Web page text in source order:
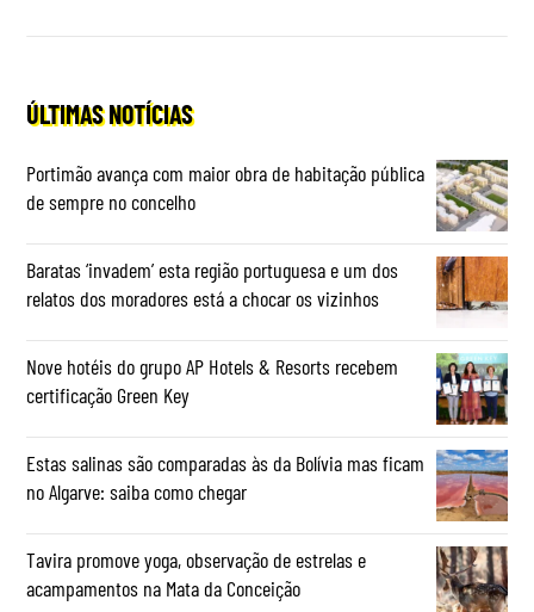
ÚLTIMAS NOTÍCIAS
Portimão avança com maior obra de habitação pública
de sempre no concelho
Baratas ‘invadem’ esta região portuguesa e um dos
relatos dos moradores está a chocar os vizinhos
Nove hotéis do grupo AP Hotels & Resorts recebem
certificação Green Key
Estas salinas são comparadas às da Bolívia mas ficam
no Algarve: saiba como chegar
Tavira promove yoga, observação de estrelas e
acampamentos na Mata da Conceição